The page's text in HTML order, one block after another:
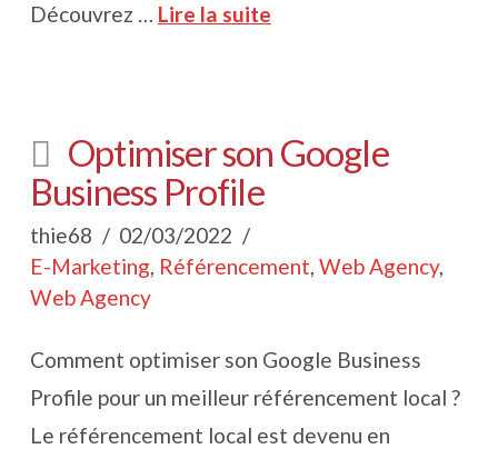
Découvrez … Lire la suite
Optimiser son Google
Business Profile
thie68
02/03/2022
E-Marketing, Référencement, Web Agency,
Web Agency
Comment optimiser son Google Business
Profile pour un meilleur référencement local ?
Le référencement local est devenu en